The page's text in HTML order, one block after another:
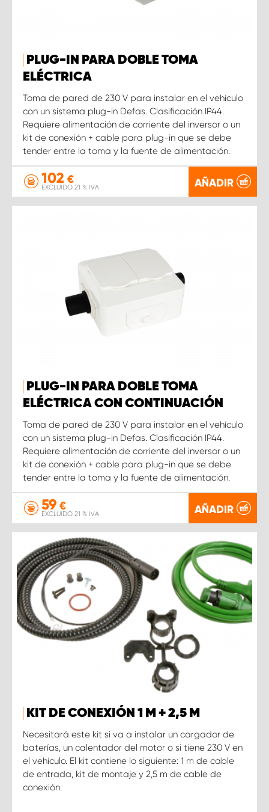
PLUG-IN PARA DOBLE TOMA
ELÉCTRICA
Toma de pared de 230 V para instalar en el vehículo
con un sistema plug-in Defas. Clasificación IP44.
Requiere alimentación de corriente del inversor o un
kit de conexión + cable para plug-in que se debe
tender entre la toma y la fuente de alimentación.
102 €
EXCLUIDO 21 % IVA AÑADIR
PLUG-IN PARA DOBLE TOMA
ELÉCTRICA CON CONTINUACIÓN
Toma de pared de 230 V para instalar en el vehículo
con un sistema plug-in Defas. Clasificación IP44.
Requiere alimentación de corriente del inversor o un
kit de conexión + cable para plug-in que se debe
tender entre la toma y la fuente de alimentación.
59 €
EXCLUIDO 21 % IVA AÑADIR
KIT DE CONEXIÓN 1 M + 2,5 M
Necesitará este kit si va a instalar un cargador de
baterías, un calentador del motor o si tiene 230 V en
el vehículo. El kit contiene lo siguiente: 1 m de cable
de entrada, kit de montaje y 2,5 m de cable de
conexión.